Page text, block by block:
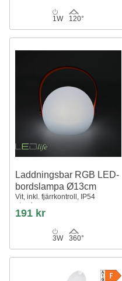
1W 120°
Laddningsbar RGB LED-
bordslampa Ø13cm
Vit, inkl. fjärrkontroll, IP54
utomhus
191 kr
3W 360°